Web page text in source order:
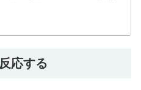
応する